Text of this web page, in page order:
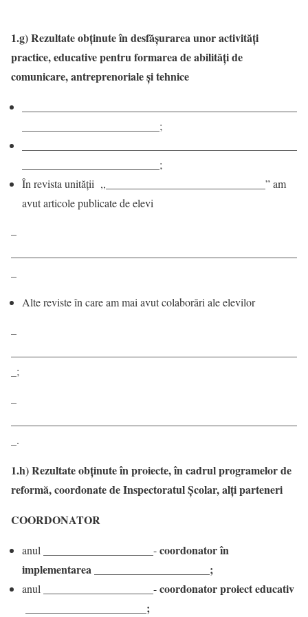
1.g) Rezultate obținute în desfășurarea unor activități
practice, educative pentru formarea de abilități de
comunicare, antreprenoriale şi tehnice
_________________________;
_________________________;
În revista unității ,,_____________________________” am
avut articole publicate de elevi
–
Alte reviste în care am mai avut colaborări ale elevilor
–
_;
–
_.
1.h) Rezultate obținute în proiecte, în cadrul programelor de
reformă, coordonate de Inspectoratul Școlar, alți parteneri
COORDONATOR
anul ____________________-coordonator în
implementarea _____________________;
anul ____________________-coordonator proiect educativ
______________________;